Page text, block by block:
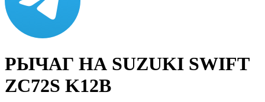
РЫЧАГ НА SUZUKI SWIFT
ZC72S K12B